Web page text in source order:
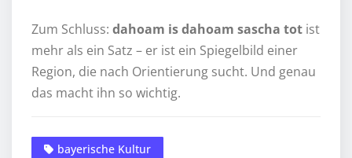
Zum Schluss: dahoam is dahoam sascha tot ist
mehr als ein Satz – er ist ein Spiegelbild einer
Region, die nach Orientierung sucht. Und genau
das macht ihn so wichtig.
bayerische Kultur